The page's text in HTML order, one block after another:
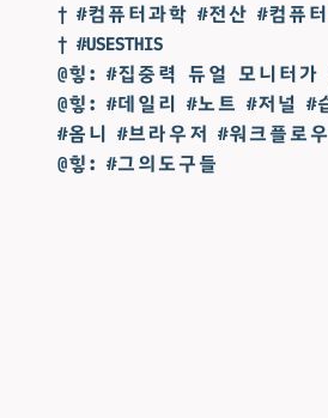
† #컴퓨터과학 #전산 #컴퓨
† #USESTHIS
@힣: #집중력 듀얼 모니터가
@힣: #데일리 #노트 #저널 #
#옴니 #브라우저 #워크플로
@힣: #그의도구들